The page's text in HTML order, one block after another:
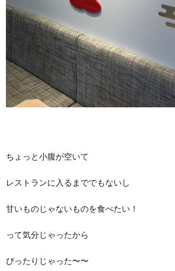
ちょっと小腹が空いて
レストランに入るまででもないし
甘いものじゃないものを食べたい！
って気分じゃったから
ぴったりじゃった〜〜